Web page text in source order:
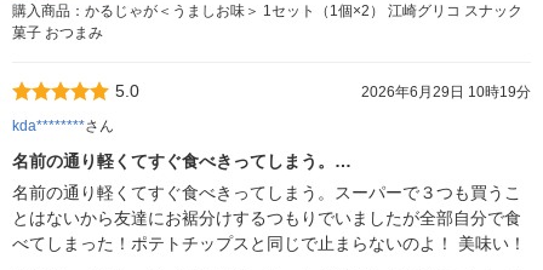
購入商品：かるじゃが＜うましお味＞ 1セット（1個×2） 江崎グリコ スナック
菓子 おつまみ
5.0
2026年6月29日 10時19分
kda********さん
名前の通り軽くてすぐ食べきってしまう。…
名前の通り軽くてすぐ食べきってしまう。スーパーで３つも買うこ
とはないから友達にお裾分けするつもりでいましたが全部自分で食
べてしまった！ポテトチップスと同じで止まらないのよ！ 美味い！